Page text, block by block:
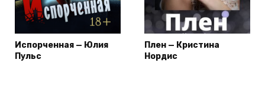
Испорченная — Юлия
Пульс
Плен — Кристина
Нордис